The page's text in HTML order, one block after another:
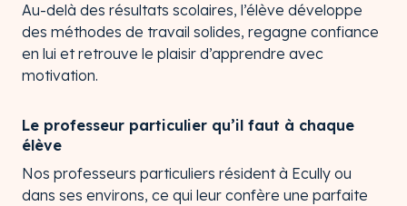
Au-delà des résultats scolaires, l’élève développe
des méthodes de travail solides, regagne confiance
en lui et retrouve le plaisir d’apprendre avec
motivation.
Le professeur particulier qu’il faut à chaque
élève
Nos professeurs particuliers résident à Ecully ou
dans ses environs, ce qui leur confère une parfaite